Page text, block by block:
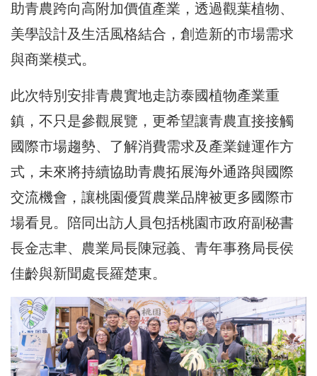
助青農跨向高附加價值產業，透過觀葉植物、
美學設計及生活風格結合，創造新的市場需求
與商業模式。
此次特別安排青農實地走訪泰國植物產業重
鎮，不只是參觀展覽，更希望讓青農直接接觸
國際市場趨勢、了解消費需求及產業鏈運作方
式，未來將持續協助青農拓展海外通路與國際
交流機會，讓桃園優質農業品牌被更多國際市
場看見。陪同出訪人員包括桃園市政府副秘書
長金志聿、農業局長陳冠義、青年事務局長侯
佳齡與新聞處長羅楚東。